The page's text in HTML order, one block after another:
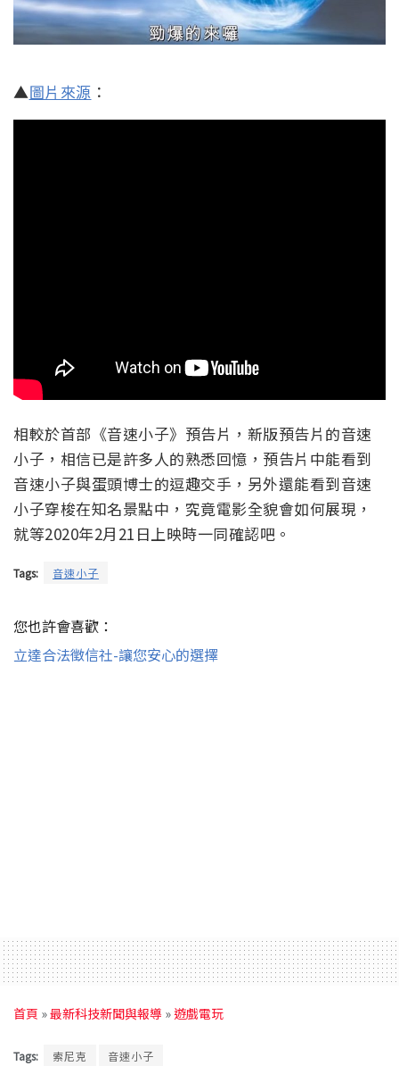
▲圖片來源 ：
相較於首部《音速小子》預告片，新版預告片的音速
小子，相信已是許多人的熟悉回憶，預告片中能看到
音速小子與蛋頭博士的逗趣交手，另外還能看到音速
小子穿梭在知名景點中，究竟電影全貌會如何展現，
就等2020年2月21日上映時一同確認吧。
Tags: 音速小子
您也許會喜歡：
立達合法徵信社-讓您安心的選擇
首頁 »最新科技新聞與報導 »遊戲電玩
Tags: 索尼克 音速小子